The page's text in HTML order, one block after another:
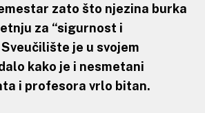
zato što njezina burka
za “sigurnost i
je u svojem
kako je i nesmetani
i profesora vrlo bitan.